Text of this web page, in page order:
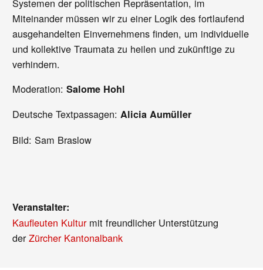
Systemen der politischen Repräsentation, im
Miteinander müssen wir zu einer Logik des fortlaufend
ausgehandelten Einvernehmens finden, um individuelle
und kollektive Traumata zu heilen und zukünftige zu
verhindern.
Moderation:Salome Hohl
Deutsche Textpassagen: Alicia Aumüller
Bild: Sam Braslow
Veranstalter:
Kaufleuten Kulturmit freundlicher Unterstützung
derZürcher Kantonalbank